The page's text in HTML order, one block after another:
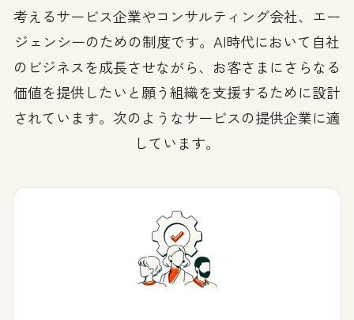
考えるサービス企業やコンサルティング会社、エー
ジェンシーのための制度です。AI時代において自社
のビジネスを成長させながら、お客さまにさらなる
価値を提供したいと願う組織を支援するために設計
されています。次のようなサービスの提供企業に適
しています。